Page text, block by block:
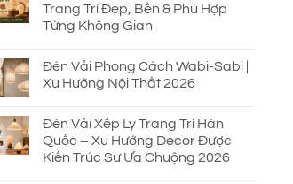
Trang Trí Đẹp, Bền & Phù Hợp
Từng Không Gian
Đèn Vải Phong Cách Wabi-Sabi |
Xu Hướng Nội Thất 2026
Đèn Vải Xếp Ly Trang Trí Hàn
Quốc – Xu Hướng Decor Được
Kiến Trúc Sư Ưa Chuộng 2026